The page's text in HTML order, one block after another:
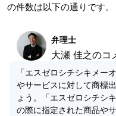
の件数は以下の通りです。
弁理士
大瀬 佳之のコ
「エスゼロシチシキメー
やサービスに対して商標
ょう。「エスゼロシチシ
の際に指定された商品や